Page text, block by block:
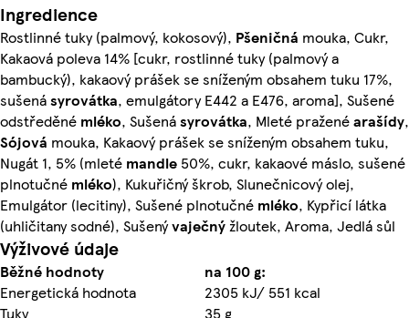
Ingredience
Rostlinné tuky (palmový, kokosový), Pšeničná mouka, Cukr,
Kakaová poleva 14% [cukr, rostlinné tuky (palmový a
bambucký), kakaový prášek se sníženým obsahem tuku 17%,
sušenásyrovátka, emulgátory E442 a E476, aroma], Sušené
odstředěné mléko, Sušenásyrovátka, Mleté praženéarašídy,
Sójová mouka, Kakaový prášek se sníženým obsahem tuku,
Nugát 1, 5% (mleté mandle 50%, cukr, kakaové máslo, sušené
plnotučné mléko), Kukuřičný škrob, Slunečnicový olej,
Emulgátor (lecitiny), Sušené plnotučné mléko, Kypřicí látka
(uhličitany sodné), Sušenývaječnýžloutek, Aroma, Jedlá sůl
Výživové údaje
Běžné hodnoty
na 100 g:
Energetická hodnota
2305 kJ/ 551 kcal
Tuky
35 g